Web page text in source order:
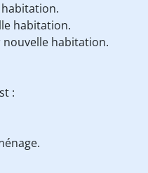
habitation.
habitation.
: